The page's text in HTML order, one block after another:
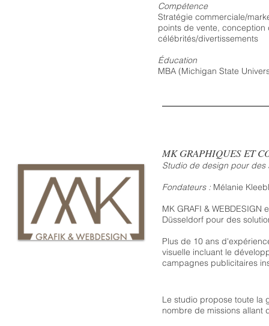
Compétence
Stratégie commerciale/
points de vente,
célébrités/
Éducation
MBA (Michigan State
MK GRAPHIQUES ET
Studio de design pour des
Fondateurs : Mélanie
MK GRAFI &
Düsseldorf pour des
Plus de 10 ans
visuelle incluant le
campagnes publicitaires
Le studio propose toute la
nombre de missions allant